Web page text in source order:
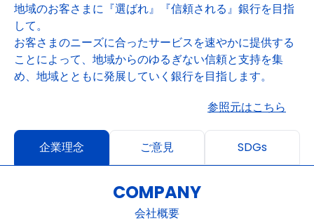
地域のお客さまに『選ばれ』『信頼される』銀行を目指
して。
お客さまのニーズに合ったサービスを速やかに提供する
ことによって、地域からのゆるぎない信頼と支持を集
め、地域とともに発展していく銀行を目指します。
参照元はこちら
企業理念 ご意見 SDGs
COMPANY
会社概要